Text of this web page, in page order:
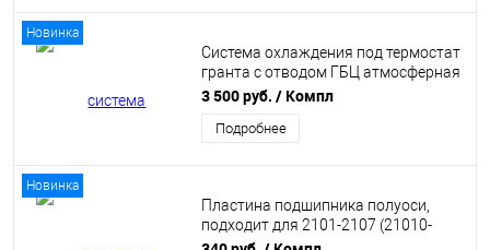
Новинка
Система охлаждения под термостат
гранта с отводом ГБЦ атмосферная
для ВАЗ 2101 - 2107 16v PBK
3 500 руб. / Компл
Подробнее
Новинка
Пластина подшипника полуоси,
подходит для 2101-2107 (21010-
2403086-00)